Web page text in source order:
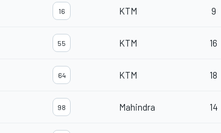
16 KTM 9
55 KTM 16
64 KTM 18
98 Mahindra 14